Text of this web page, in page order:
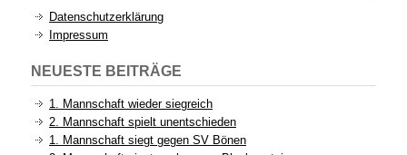
Datenschutzerklärung
Impressum
NEUESTE BEITRÄGE
1. Mannschaft wieder siegreich
2. Mannschaft spielt unentschieden
1. Mannschaft siegt gegen SV Bönen